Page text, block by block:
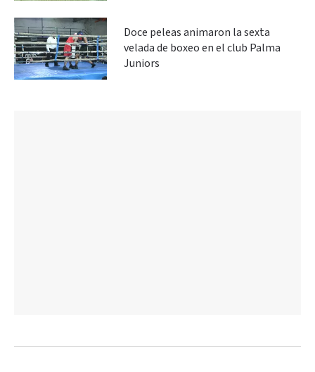
Doce peleas animaron la sexta
velada de boxeo en el club Palma
Juniors